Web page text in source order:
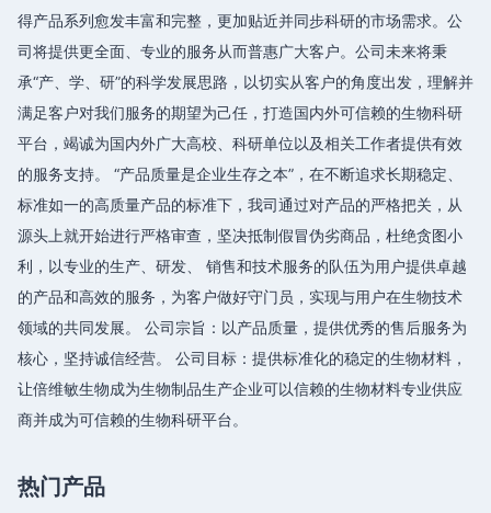
得产品系列愈发丰富和完整，更加贴近并同步科研的市场需求。公
司将提供更全面、专业的服务从而普惠广大客户。公司未来将秉
承“产、学、研”的科学发展思路，以切实从客户的角度出发，理解并
满足客户对我们服务的期望为己任，打造国内外可信赖的生物科研
平台，竭诚为国内外广大高校、科研单位以及相关工作者提供有效
的服务支持。 “产品质量是企业生存之本”，在不断追求长期稳定、
标准如一的高质量产品的标准下，我司通过对产品的严格把关，从
源头上就开始进行严格审查，坚决抵制假冒伪劣商品，杜绝贪图小
利，以专业的生产、研发、 销售和技术服务的队伍为用户提供卓越
的产品和高效的服务，为客户做好守门员，实现与用户在生物技术
领域的共同发展。 公司宗旨：以产品质量，提供优秀的售后服务为
核心，坚持诚信经营。 公司目标：提供标准化的稳定的生物材料，
让倍维敏生物成为生物制品生产企业可以信赖的生物材料专业供应
商并成为可信赖的生物科研平台。
热门产品